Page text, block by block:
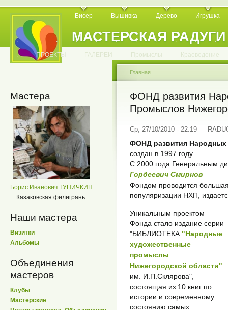
МАСТЕРСКАЯ РАДУГИ
Бисер Вышивка Дерево Игрушка
. . . . . . . . . . .
. ПРОЕКТЫ ГАЛЕРЕИ Промыслы Краеведение
Мастера
Борис Иванович ТУПИЧКИН
Казаковская филигрань.
Наши мастера
Визитки
Альбомы
Объединения
мастеров
Клубы
Мастерские
Главная
ФОНД развития
Промыслов
Ср, 27/10/2010 - 22:19 —
ФОНД развития
создан в 1997 году.
С 2000 года Генеральным
Гордеевич Смирнов
Фондом проводится
популяризации НХП,
Уникальным проектом
Фонда стало издание серии
"БИБЛИОТЕКА "Народные
художественные
промыслы
Нижегородской области"
им. И.П.Склярова",
состоящая из 10 книг по
истории и современному
состоянию самых